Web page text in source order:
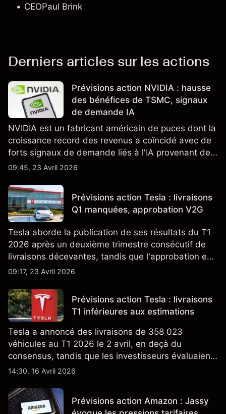
CEOPaul Brink
Derniers articles sur les actions
Prévisions action NVIDIA : hausse
des bénéfices de TSMC, signaux
de demande IA
NVIDIA est un fabricant américain de puces dont la
croissance record des revenus a coïncidé avec de
forts signaux de demande liés à l'IA provenant de
partenaires clés de la chaîne d'approvisionnement,
passées ne préjugent pas des résultats futurs.
09:45, 23 Avril 2026
Prévisions action Tesla : livraisons
Q1 manquées, approbation V2G
Tesla aborde la publication de ses résultats du T1
2026 après un deuxième trimestre consécutif de
livraisons décevantes, tandis que l'approbation en
Californie d'un programme V2G pour le Cybertruck
énergétique.
09:17, 23 Avril 2026
Prévisions action Tesla : livraisons
T1 inférieures aux estimations
Tesla a annoncé des livraisons de 358 023
véhicules au T1 2026 le 2 avril, en deçà du
consensus, tandis que les investisseurs évaluaient
également la croissance des stocks et les projets
nouveau SUV. Découvrez les objectifs de cours
TSLA d'analystes tiers.
14:30, 16 Avril 2026
Prévisions action Amazon : Jassy